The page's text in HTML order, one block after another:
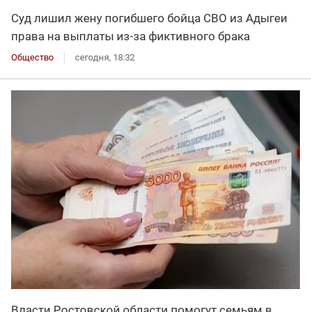
Суд лишил жену погибшего бойца СВО из Адыгеи
права на выплаты из-за фиктивного брака
Общество сегодня, 18:32